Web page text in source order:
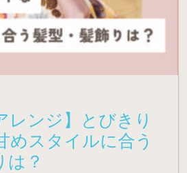
レンジ】とびきり
めスタイルに合う
は？